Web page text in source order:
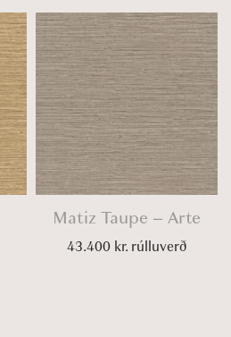
Matiz Taupe – Arte
43.400 kr.rúlluverð